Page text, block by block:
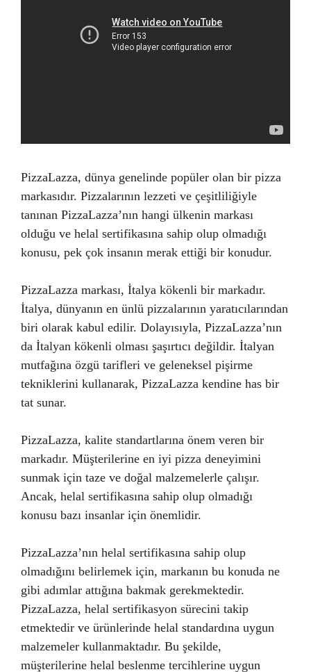
PizzaLazza, dünya genelinde popüler olan bir pizza
markasıdır. Pizzalarının lezzeti ve çeşitliliğiyle
tanınan PizzaLazza’nın hangi ülkenin markası
olduğu ve helal sertifikasına sahip olup olmadığı
konusu, pek çok insanın merak ettiği bir konudur.
PizzaLazza markası, İtalya kökenli bir markadır.
İtalya, dünyanın en ünlü pizzalarının yaratıcılarından
biri olarak kabul edilir. Dolayısıyla, PizzaLazza’nın
da İtalyan kökenli olması şaşırtıcı değildir. İtalyan
mutfağına özgü tarifleri ve geleneksel pişirme
tekniklerini kullanarak, PizzaLazza kendine has bir
tat sunar.
PizzaLazza, kalite standartlarına önem veren bir
markadır. Müşterilerine en iyi pizza deneyimini
sunmak için taze ve doğal malzemelerle çalışır.
Ancak, helal sertifikasına sahip olup olmadığı
konusu bazı insanlar için önemlidir.
PizzaLazza’nın helal sertifikasına sahip olup
olmadığını belirlemek için, markanın bu konuda ne
gibi adımlar attığına bakmak gerekmektedir.
PizzaLazza, helal sertifikasyon sürecini takip
etmektedir ve ürünlerinde helal standardına uygun
malzemeler kullanmaktadır. Bu şekilde,
müşterilerine helal beslenme tercihlerine uygun